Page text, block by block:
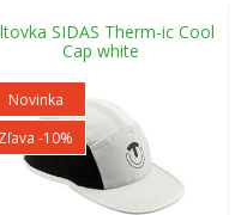
SIDAS Therm-ic Cool
Cap white
Novinka
Zľava -10%